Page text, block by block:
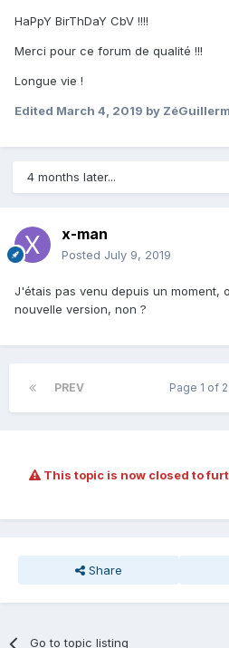
HaPpY BirThDaY CbV !!!!
Merci pour ce forum de qualité !!!
Longue vie !
Edited March 4, 2019 by
4 months later...
x-man
Posted July 9, 2019
J'étais pas venu depuis un moment,
nouvelle version, non ?
PREV Page 1 of 2
This topic is now closed to
Share
Go to topic listing